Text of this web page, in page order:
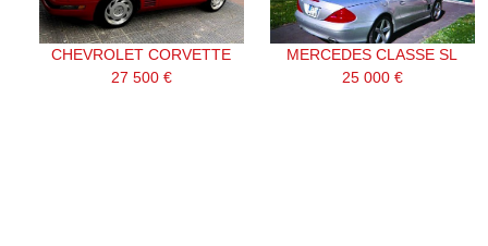
CHEVROLET CORVETTE
27 500 €
MERCEDES CLASSE SL
25 000 €